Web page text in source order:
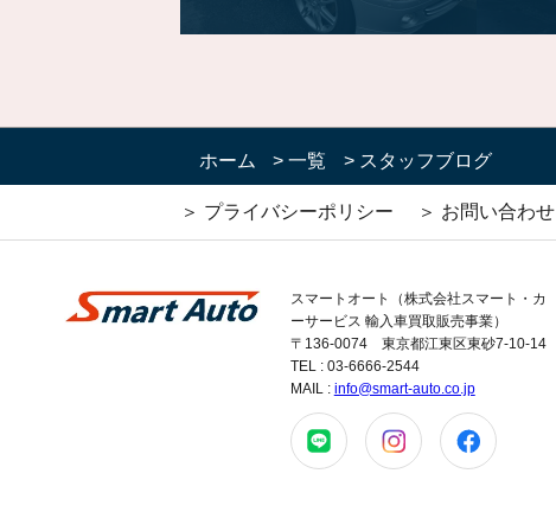
ホーム > 一覧 > スタッフブログ
＞ プライバシーポリシー ＞ お問い合わせ
スマートオート（株式会社スマート・カ
ーサービス 輸入車買取販売事業）
〒136-0074 東京都江東区東砂7-10-14
TEL : 03-6666-2544
MAIL : info@smart-auto.co.jp